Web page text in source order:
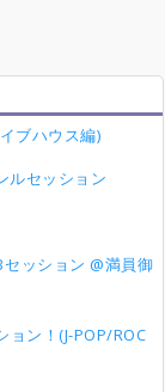
ブハウス編)
ルセッション
ッション @満員御
ン！(J-POP/ROC